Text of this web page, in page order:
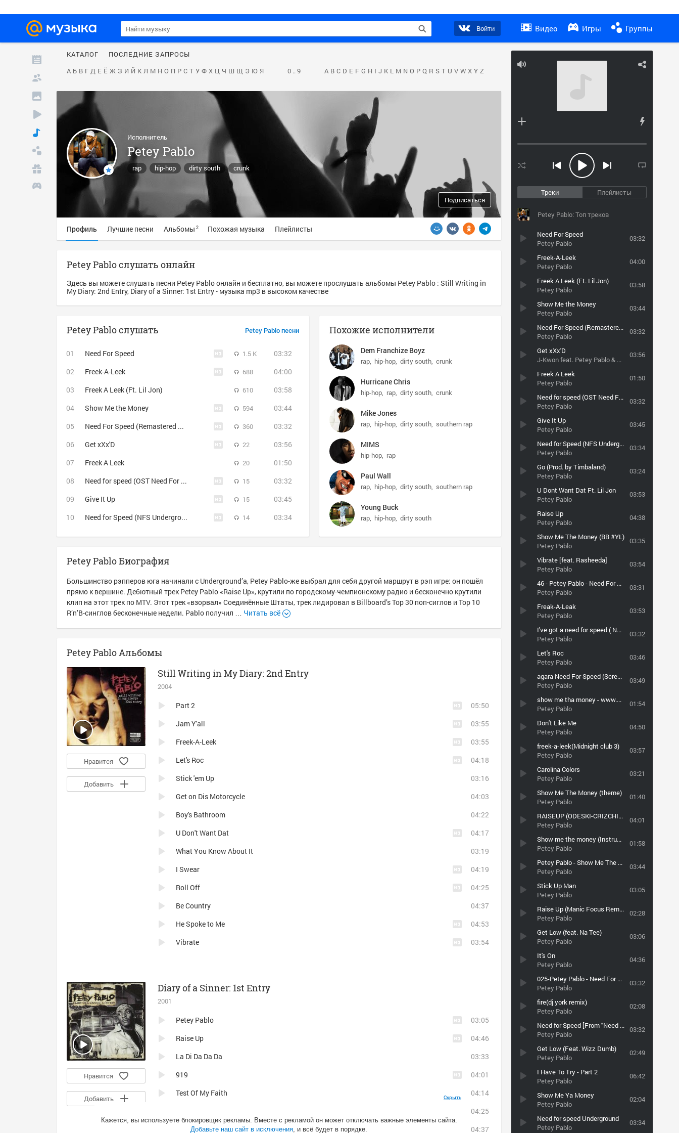
Войти Видео Игры Группы
Треки Плейлисты
Petey Pablo: Топ треков
Need For Speed
Petey Pablo
03:32
Freek-A-Leek
Petey Pablo
04:00
Freek A Leek (Ft. Lil Jon)
Petey Pablo
03:58
Show Me the Money
Petey Pablo
03:44
Need For Speed (Remastered by eXtrack) [ NFS Underground exclusive ]
Petey Pablo
03:32
Get xXx'D
J-Kwon feat. Petey Pablo & Ebony Eyez
03:56
Freek A Leek
Petey Pablo
01:50
Need for speed (OST Need For Speed Underground)
Petey Pablo
03:32
Give It Up
Petey Pablo
03:45
Need for Speed (NFS Underground) (http://vkontakte.ru/club21683888)
Petey Pablo
03:34
Go (Prod. by Timbaland)
Petey Pablo
03:24
U Dont Want Dat Ft. Lil Jon
Petey Pablo
03:53
Raise Up
Petey Pablo
04:38
Show Me The Money (BB #YL)
Petey Pablo
03:35
Vibrate [feat. Rasheeda]
Petey Pablo
03:54
46 - Petey Pablo - Need For Speed - Need For Speed Underground - 2003 - mp3 worx by Egor !!!
Petey Pablo
03:31
Freak-A-Leak
Petey Pablo
03:53
I've got a need for speed ( NFS Underground OST )(bass)
Petey Pablo
03:32
Let's Roc
Petey Pablo
03:46
agara Need For Speed (Screwed by White)
Petey Pablo
03:49
show me tha money - www.Jalibu
Petey Pablo
01:54
Don't Like Me
Petey Pablo
04:50
freek-a-leek(Midnight club 3)
Petey Pablo
03:57
Carolina Colors
Petey Pablo
03:21
Show Me The Money (theme)
Petey Pablo
01:40
RAISEUP (ODESKI-CRIZCHIN REMIX)
Petey Pablo
04:01
Show me the money (Instrumental)
Petey Pablo
01:58
Petey Pablo - Show Me The Money(vk.com/bo0m_bass)
Petey Pablo
03:44
Stick Up Man
Petey Pablo
03:05
Raise Up (Manic Focus Remix) * зло_инк
Petey Pablo
02:28
Get Low (feat. Na Tee)
Petey Pablo
03:06
It's On
Petey Pablo
04:36
025-Petey Pablo - Need For Sp
Petey Pablo
03:32
fire(dj york remix)
Petey Pablo
02:08
Need for Speed [From "Need for Speed Undergound"]
Petey Pablo
03:32
Get Low (Feat. Wizz Dumb)
Petey Pablo
02:49
I Have To Try - Part 2
Petey Pablo
06:42
Show Me Ya Money
Petey Pablo
02:04
Need for speed Underground
Petey Pablo
03:34
КАТАЛОГ
ПОСЛЕДНИЕ ЗАПРОСЫ
А Б В Г Д Е Ё Ж З И Й К Л М Н О П Р С Т У Ф Х Ц Ч Ш Щ Э Ю Я 0 .. 9 A B C D E F G H I J K L M N O P Q R S T U V W X Y Z
Исполнитель
Petey Pablo
rap hip-hop dirty south crunk
Подписаться
Профиль Лучшие песни Альбомы 2 Похожая музыка Плейлисты
Petey Pablo слушать онлайн
Здесь вы можете слушать песни Petey Pablo онлайн и бесплатно, вы можете прослушать альбомы Petey Pablo : Still Writing in
My Diary: 2nd Entry, Diary of a Sinner: 1st Entry - музыка mp3 в высоком качестве
Petey Pablo песни
Petey Pablo слушать
Need For Speed 1.5 K
03:32
Freek-A-Leek
688
04:00
Freek A Leek (Ft. Lil Jon)
610
03:58
Show Me the Money
594
03:44
Need For Speed (Remastered by eXtrack) [ NFS Underground exclusive ]
360
03:32
Get xXx'D
22
03:56
Freek A Leek
20
01:50
Need for speed (OST Need For Speed Underground)
15
03:32
Give It Up
15
03:45
Need for Speed (NFS Underground) (http://vkontakte.ru/club21683888)
14 03:34
Похожие исполнители
Dem Franchize Boyz
rap hip-hop dirty south crunk
Hurricane Chris
hip-hop rap dirty south crunk
Mike Jones
rap hip-hop dirty south southern rap
MIMS
hip-hop rap
Paul Wall
rap hip-hop dirty south southern rap
Young Buck
rap hip-hop dirty south
Petey Pablo Биография
Большинство рэпперов юга начинали с Underground’а, Petey Pablo-же выбрал для себя другой маршрут в рэп игре: он пошёл
прямо к вершине. Дебютный трек Petey Pablo «Raise Up», крутили по городскому-чемпионскому радио и бесконечно крутили
клип на этот трек по MTV. Этот трек «взорвал» Соединённые Штаты, трек лидировал в Billboard’s Top 30 поп-сиглов и Top 10
R’n’B-синглов бесконечные недели. Pablo получил … Читать всё
Petey Pablo Альбомы
Still Writing in My Diary: 2nd Entry
2004
Нравится
Добавить
Part 2
05:50
Jam Y'all
03:55
Freek-A-Leek
03:55
Let's Roc
04:18
Stick 'em Up
03:16
Get on Dis Motorcycle
04:03
Boy's Bathroom
04:22
U Don't Want Dat
04:17
What You Know About It
03:19
I Swear
04:19
Roll Off
04:25
Be Country
04:37
He Spoke to Me
04:53
Vibrate
03:54
Diary of a Sinner: 1st Entry
2001
Нравится
Добавить
Petey Pablo
03:05
Raise Up
04:46
La Di Da Da Da
03:33
919
04:01
Test Of My Faith
04:14
04:25
Raise Up (All Cities remix)
04:37
Кажется, вы используете блокировщик рекламы. Вместе с рекламой он может отключать важные элементы сайта.
Добавьте наш сайт в исключения, и всё будет в порядке.
Скрыть